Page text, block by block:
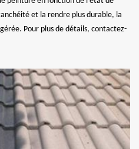
et la rendre plus durable, la
Pour plus de détails, contactez-